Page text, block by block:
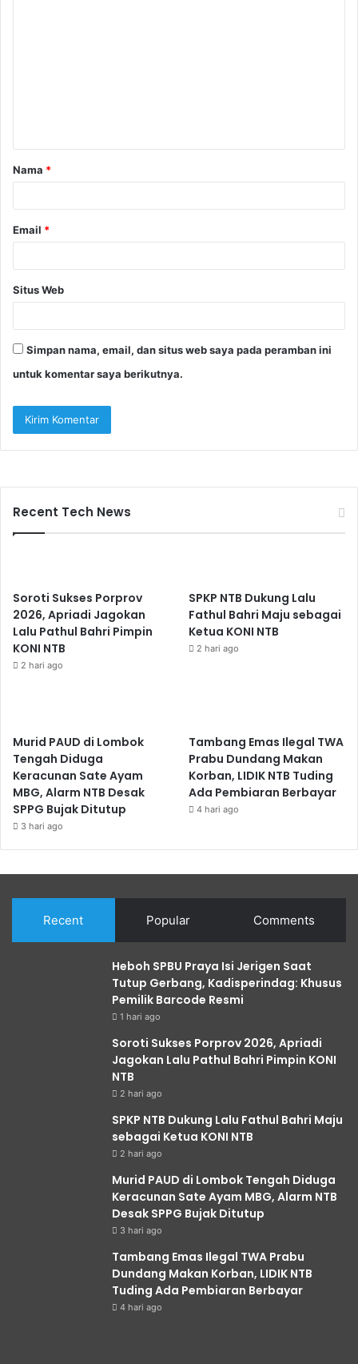
a
r
Nama *
Email *
Situs Web
Simpan nama, email, dan situs web saya pada peramban ini
untuk komentar saya berikutnya.
Recent Tech News
Soroti Sukses Porprov
2026, Apriadi Jagokan
Lalu Pathul Bahri Pimpin
KONI NTB
2 hari ago
SPKP NTB Dukung Lalu
Fathul Bahri Maju sebagai
Ketua KONI NTB
2 hari ago
Murid PAUD di Lombok
Tengah Diduga
Keracunan Sate Ayam
MBG, Alarm NTB Desak
SPPG Bujak Ditutup
3 hari ago
Tambang Emas Ilegal TWA
Prabu Dundang Makan
Korban, LIDIK NTB Tuding
Ada Pembiaran Berbayar
4 hari ago
Recent Popular Comments
Heboh SPBU Praya Isi Jerigen Saat
Tutup Gerbang, Kadisperindag: Khusus
Pemilik Barcode Resmi
1 hari ago
Soroti Sukses Porprov 2026, Apriadi
Jagokan Lalu Pathul Bahri Pimpin KONI
NTB
2 hari ago
SPKP NTB Dukung Lalu Fathul Bahri Maju
sebagai Ketua KONI NTB
2 hari ago
Murid PAUD di Lombok Tengah Diduga
Keracunan Sate Ayam MBG, Alarm NTB
Desak SPPG Bujak Ditutup
3 hari ago
Tambang Emas Ilegal TWA Prabu
Dundang Makan Korban, LIDIK NTB
Tuding Ada Pembiaran Berbayar
4 hari ago